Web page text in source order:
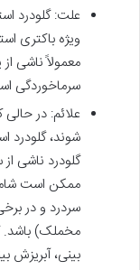
علت: گلودرد
معمولاً ناشی
سرماخوردگی
علائم: در
شوند، گلودرد
گلودرد ناشی
ممکن است
سردرد و در
مخملک) باشد.
بینی، آبریزش